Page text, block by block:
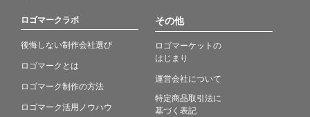
ロゴマークラボ
後悔しない制作会社選び
ロゴマークとは
ロゴマーク制作の方法
ロゴマーク活用ノウハウ
その他
ロゴマーケットの
はじまり
運営会社について
特定商品取引法に
基づく表記